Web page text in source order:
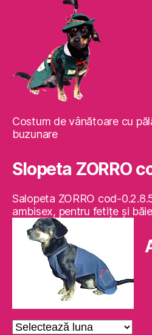
Costum de vânătoare cu
buzunare
Slopeta ZORRO
Salopeta ZORRO cod-
ambisex, pentru fetiţe şi
Arhive